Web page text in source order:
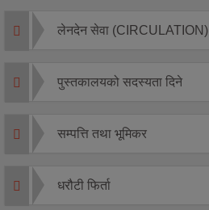
लेनदेन सेवा (CIRCULATION)
पुस्तकालयको सदस्यता दिने
सम्पत्ति तथा भूमिकर
धरौटी फिर्ता